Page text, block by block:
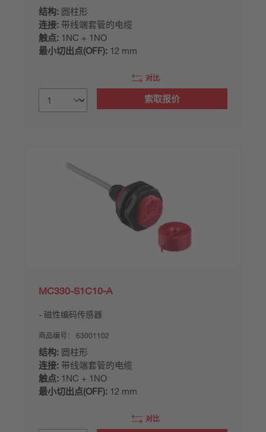
结构: 圆柱形
连接: 带线端套管的电缆
触点: 1NC + 1NO
最小切出点(OFF): 12 mm
对比
索取报价
MC330-S1C10-A
磁性编码传感器
商品编号： 63001102
结构: 圆柱形
连接: 带线端套管的电缆
触点: 1NC + 1NO
最小切出点(OFF): 12 mm
对比